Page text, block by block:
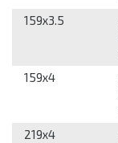
159x3.5
159x4
219x4